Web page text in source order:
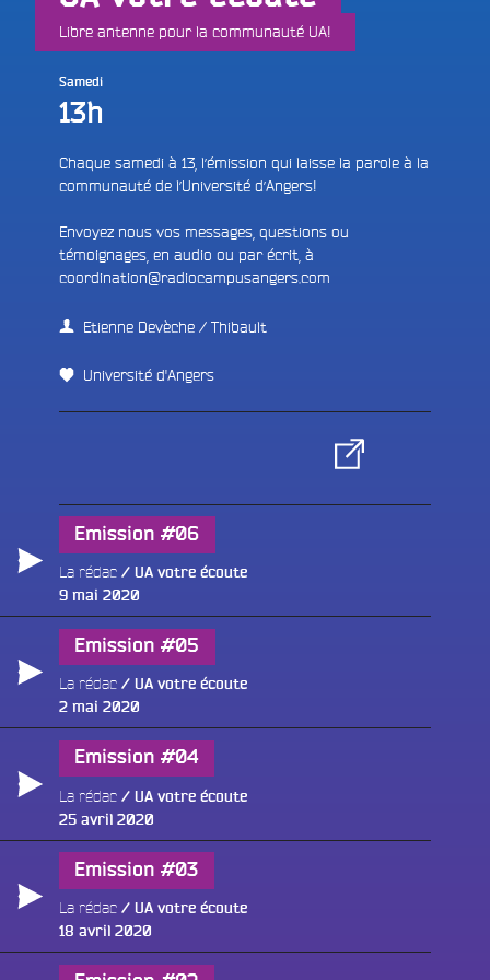
Libre antenne pour la communauté UA!
Samedi
13h
Chaque samedi à 13, l’émission qui laisse la parole à la
communauté de l’Université d’Angers!
Envoyez nous vos messages, questions ou
témoignages, en audio ou par écrit, à
coordination@radiocampusangers.com
Etienne Devèche / Thibault
Université d'Angers
Emission #06
La rédac
UA votre écoute
Publié
9 mai 2020
Emission #05
La rédac
UA votre écoute
Publié
2 mai 2020
Emission #04
La rédac
UA votre écoute
Publié
25 avril 2020
Emission #03
La rédac
UA votre écoute
Publié
18 avril 2020